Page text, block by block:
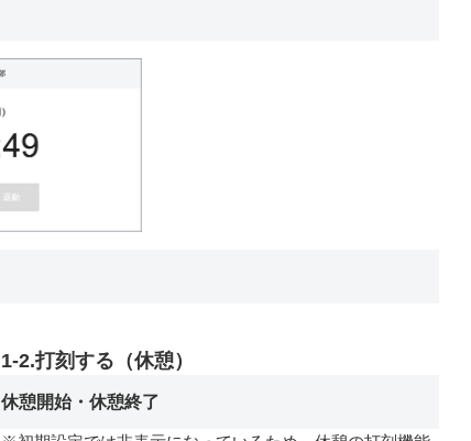
1-2.打刻する（休憩）
休憩開始・休憩終了